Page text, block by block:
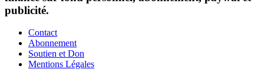
publicité.
Contact
Abonnement
Soutien et Don
Mentions Légales